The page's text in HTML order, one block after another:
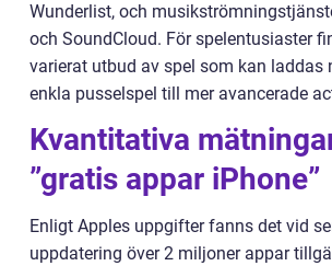
Wunderlist, och
och SoundCloud. För spelentusiaster
varierat utbud av spel som kan laddas
enkla pusselspel till mer avancerade
Kvantitativa
”gratis appar iPhone”
Enligt Apples uppgifter fanns det vid
uppdatering över 2 miljoner appar